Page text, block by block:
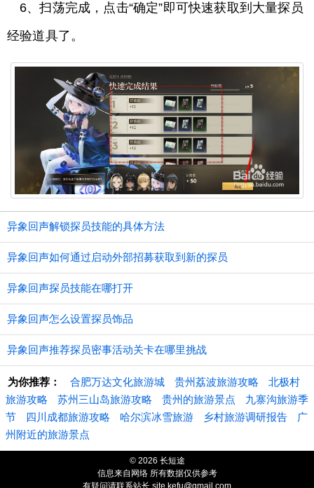
6、扫荡完成，点击“确定”即可快速获取到大量探员
经验道具了。
异象回声解锁探员技能的具体方法
异象回声如何通过启动外部招募获取到新的探员
异象回声探员技能在哪打开
异象回声怎么设置探员饰品
异象回声推荐探员密事活动关卡在哪里挑战
为你推荐： 合肥万达文化旅游城 贵州荔波旅游攻略
北极村
旅游攻略
苏州三山岛旅游攻略 贵州的旅游景点
九寨沟旅游季
节
四川成都旅游攻略 哈尔滨冰雪旅游 乡村旅游调研报告
广
州附近的旅游景点
© 2026 长短途
信息来自网络 所有数据仅供参考